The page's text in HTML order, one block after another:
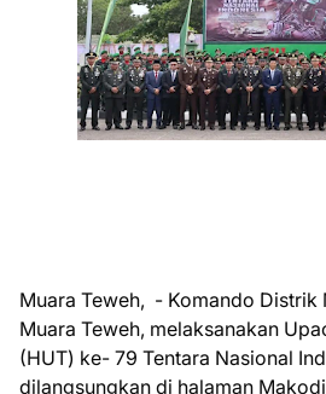
Muara Teweh, - Komando Distrik
Muara Teweh, melaksanakan
(HUT) ke- 79 Tentara Nasional
dilangsungkan di halaman